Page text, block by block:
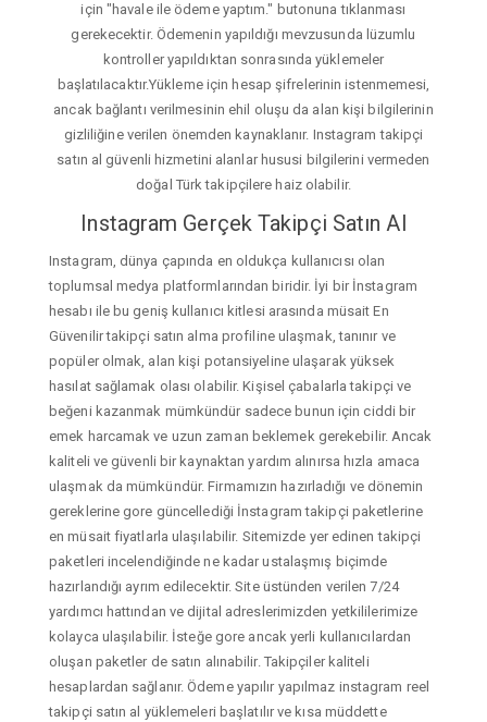
için "havale ile ödeme yaptım." butonuna tıklanması
gerekecektir. Ödemenin yapıldığı mevzusunda lüzumlu
kontroller yapıldıktan sonrasında yüklemeler
başlatılacaktır.Yükleme için hesap şifrelerinin istenmemesi,
ancak bağlantı verilmesinin ehil oluşu da alan kişi bilgilerinin
gizliliğine verilen önemden kaynaklanır. Instagram takipçi
satın al güvenli hizmetini alanlar hususi bilgilerini vermeden
doğal Türk takipçilere haiz olabilir.
Instagram Gerçek Takipçi Satın Al
Instagram, dünya çapında en oldukça kullanıcısı olan
toplumsal medya platformlarından biridir. İyi bir İnstagram
hesabı ile bu geniş kullanıcı kitlesi arasında müsait En
Güvenilir takipçi satın alma profiline ulaşmak, tanınır ve
popüler olmak, alan kişi potansiyeline ulaşarak yüksek
hasılat sağlamak olası olabilir. Kişisel çabalarla takipçi ve
beğeni kazanmak mümkündür sadece bunun için ciddi bir
emek harcamak ve uzun zaman beklemek gerekebilir. Ancak
kaliteli ve güvenli bir kaynaktan yardım alınırsa hızla amaca
ulaşmak da mümkündür. Firmamızın hazırladığı ve dönemin
gereklerine gore güncellediği İnstagram takipçi paketlerine
en müsait fiyatlarla ulaşılabilir. Sitemizde yer edinen takipçi
paketleri incelendiğinde ne kadar ustalaşmış biçimde
hazırlandığı ayrım edilecektir. Site üstünden verilen 7/24
yardımcı hattından ve dijital adreslerimizden yetkililerimize
kolayca ulaşılabilir. İsteğe gore ancak yerli kullanıcılardan
oluşan paketler de satın alınabilir. Takipçiler kaliteli
hesaplardan sağlanır. Ödeme yapılır yapılmaz instagram reel
takipçi satın al yüklemeleri başlatılır ve kısa müddette